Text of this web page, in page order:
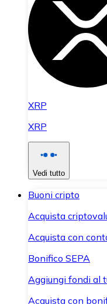
XRP
XRP
Vedi tutto
Buoni cripto
Acquista
Acquista con
Bonifico SEPA
Aggiungi fondi al
Acquista con